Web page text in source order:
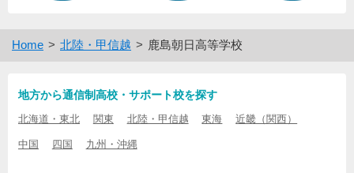
Home 北陸・甲信越 鹿島朝日高等学校
地方から通信制高校・サポート校を探す
北海道・東北 関東 北陸・甲信越 東海 近畿（関西）
中国 四国 九州・沖縄